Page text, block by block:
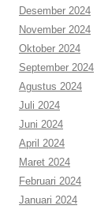
Desember 2024
November 2024
Oktober 2024
September 2024
Agustus 2024
Juli 2024
Juni 2024
April 2024
Maret 2024
Februari 2024
Januari 2024